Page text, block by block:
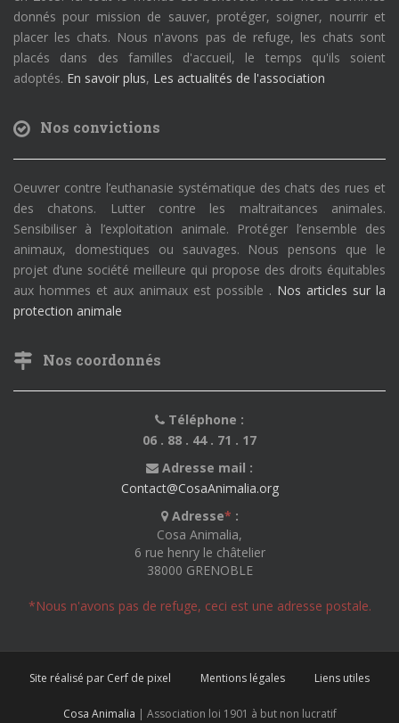
donnés pour mission de sauver, protéger, soigner, nourrir et
placer les chats. Nous n'avons pas de refuge, les chats sont
placés dans des familles d'accueil, le temps qu'ils soient
adoptés. En savoir plus, Les actualités de l'association
Nos convictions
Oeuvrer contre l’euthanasie systématique des chats des rues et
des chatons. Lutter contre les maltraitances animales.
Sensibiliser à l’exploitation animale. Protéger l’ensemble des
animaux, domestiques ou sauvages. Nous pensons que le
projet d’une société meilleure qui propose des droits équitables
aux hommes et aux animaux est possible . Nos articles sur la
protection animale
Nos coordonnés
Téléphone :
06 . 88 . 44 . 71 . 17
Adresse mail :
Contact@CosaAnimalia.org
Adresse* :
Cosa Animalia,
6 rue henry le châtelier
38000 GRENOBLE
*Nous n'avons pas de refuge, ceci est une adresse postale.
Site réalisé par Cerf de pixel Mentions légales Liens utiles
Cosa Animalia | Association loi 1901 à but non lucratif